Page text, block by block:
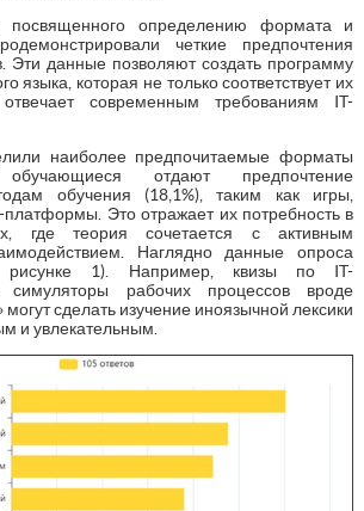
посвященного определению формата и
четкие предпочтения
Эти данные позволяют создать программу
языка, которая не только соответствует их
современным требованиям IT-
наиболее предпочитаемые форматы
отдают предпочтение
обучения (18,1%), таким как игры,
Это отражает их потребность в
где теория сочетается с активным
Наглядно данные опроса
рисунке 1). Например, квизы по IT-
симуляторы рабочих процессов вроде
могут сделать изучение иноязычной лексики
и увлекательным.